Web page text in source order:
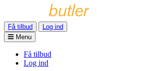
Få tilbud
Log ind
Menu
Få tilbud
Log ind